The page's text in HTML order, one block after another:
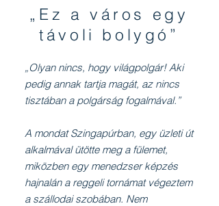
„Ez a város egy
távoli bolygó”
„Olyan nincs, hogy világpolgár! Aki
pedig annak tartja magát, az nincs
tisztában a polgárság fogalmával.”
A mondat Szingapúrban, egy üzleti út
alkalmával ütötte meg a fülemet,
miközben egy menedzser képzés
hajnalán a reggeli tornámat végeztem
a szállodai szobában. Nem